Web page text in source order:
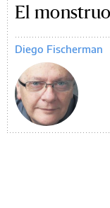
El
Diego Fischerman